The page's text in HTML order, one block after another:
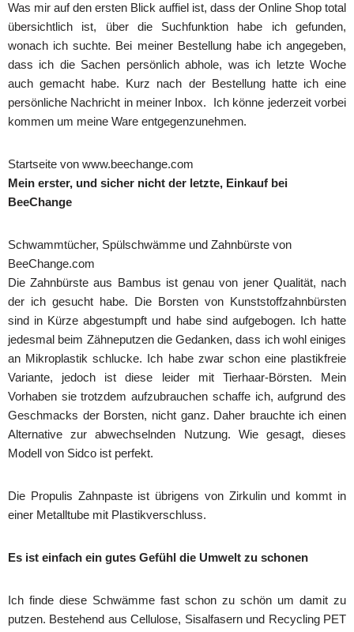
Was mir auf den ersten Blick auffiel ist, dass der Online Shop total
übersichtlich ist, über die Suchfunktion habe ich gefunden,
wonach ich suchte. Bei meiner Bestellung habe ich angegeben,
dass ich die Sachen persönlich abhole, was ich letzte Woche
auch gemacht habe. Kurz nach der Bestellung hatte ich eine
persönliche Nachricht in meiner Inbox. Ich könne jederzeit vorbei
kommen um meine Ware entgegenzunehmen.
Startseite von www.beechange.com
Mein erster, und sicher nicht der letzte, Einkauf bei
BeeChange
Schwammtücher, Spülschwämme und Zahnbürste von
BeeChange.com
Die Zahnbürste aus Bambus ist genau von jener Qualität, nach
der ich gesucht habe. Die Borsten von Kunststoffzahnbürsten
sind in Kürze abgestumpft und habe sind aufgebogen. Ich hatte
jedesmal beim Zähneputzen die Gedanken, dass ich wohl einiges
an Mikroplastik schlucke. Ich habe zwar schon eine plastikfreie
Variante, jedoch ist diese leider mit Tierhaar-Börsten. Mein
Vorhaben sie trotzdem aufzubrauchen schaffe ich, aufgrund des
Geschmacks der Borsten, nicht ganz. Daher brauchte ich einen
Alternative zur abwechselnden Nutzung. Wie gesagt, dieses
Modell von Sidco ist perfekt.
Die Propulis Zahnpaste ist übrigens von Zirkulin und kommt in
einer Metalltube mit Plastikverschluss.
Es ist einfach ein gutes Gefühl die Umwelt zu schonen
Ich finde diese Schwämme fast schon zu schön um damit zu
putzen. Bestehend aus Cellulose, Sisalfasern und Recycling PET